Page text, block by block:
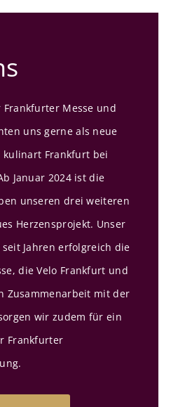
Frankfurter Messe und
uns gerne als neue
Frankfurt bei
Januar 2024 ist die
unseren drei weiteren
Herzensprojekt. Unser
Jahren erfolgreich die
die Velo Frankfurt und
Zusammenarbeit mit der
wir zudem für ein
Frankfurter